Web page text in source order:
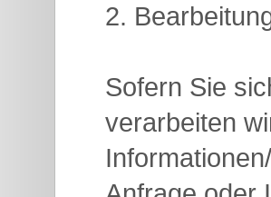
2.
Sofern Sie
verarbeiten